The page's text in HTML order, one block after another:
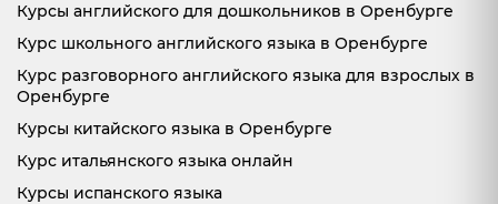
Курсы английского для дошкольников в Оренбурге
Курс школьного английского языка в Оренбурге
Курс разговорного английского языка для взрослых в
Оренбурге
Курсы китайского языка в Оренбурге
Курс итальянского языка онлайн
Курсы испанского языка